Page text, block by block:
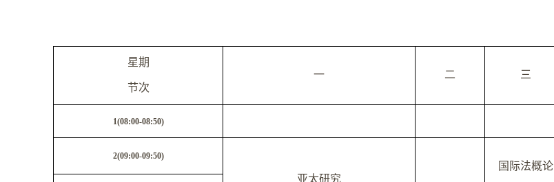
星期
节次
一 二 三
1(08:00-08:50)
2(09:00-09:50)
亚太研究
国际法概论